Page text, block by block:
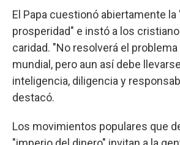
El Papa cuestionó abiertamente la
prosperidad" e instó a los
caridad. "No resolverá el
mundial, pero aun así debe
inteligencia, diligencia y
destacó.
Los movimientos populares que